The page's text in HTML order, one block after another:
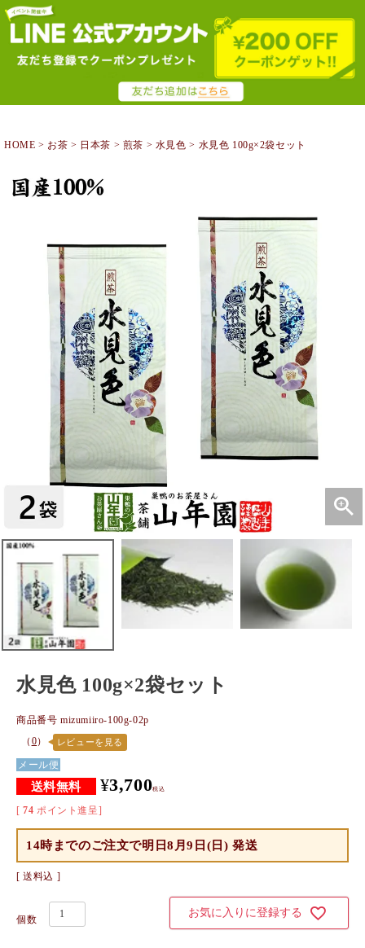
HOME お茶 日本茶 煎茶 水見色 水見色 100g×2袋セット
水見色 100g×2袋セット
商品番号 mizumiiro-100g-02p
（ 0） レビューを見る
メール便
¥3,700税込
[ 74 ポイント進呈]
14時までのご注文で明日8月9日(日) 発送
送料込
お気に入りに登録する